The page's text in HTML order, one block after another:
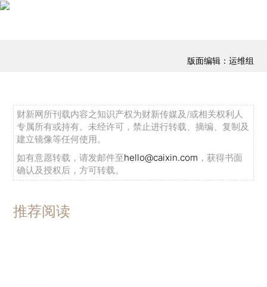
版面编辑：运维组
财新网所刊载内容之知识产权为财新传媒及/或相关权利人
专属所有或持有。未经许可，禁止进行转载、摘编、复制及
建立镜像等任何使用。
如有意愿转载，请发邮件至hello@caixin.com ，获得书面
确认及授权后，方可转载。
推荐阅读